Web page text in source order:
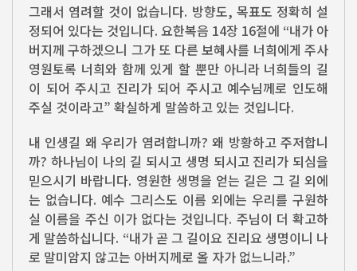
그래서 염려할 것이 없습니다. 방향도, 목표도 정확히 설
정되어 있다는 것입니다. 요한복음 14장 16절에 “내가 아
버지께 구하겠으니 그가 또 다른 보혜사를 너희에게 주사
영원토록 너희와 함께 있게 할 뿐만 아니라 너희들의 길
이 되어 주시고 진리가 되어 주시고 예수님께로 인도해
주실 것이라고” 확실하게 말씀하고 있는 것입니다.
내 인생길 왜 우리가 염려합니까? 왜 방황하고 주저합니
까? 하나님이 나의 길 되시고 생명 되시고 진리가 되심을
믿으시기 바랍니다. 영원한 생명을 얻는 길은 그 길 외에
는 없습니다. 예수 그리스도 이름 외에는 우리를 구원하
실 이름을 주신 이가 없다는 것입니다. 주님이 더 확고하
게 말씀하십니다. “내가 곧 그 길이요 진리요 생명이니 나
로 말미암지 않고는 아버지께로 올 자가 없느니라.”